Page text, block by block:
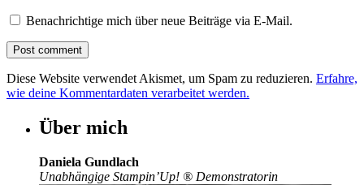
Benachrichtige mich über neue Beiträge via E-Mail.
Diese Website verwendet Akismet, um Spam zu reduzieren. Erfahre,
wie deine Kommentardaten verarbeitet werden.
Über mich
Daniela Gundlach
Unabhängige Stampin’Up! ® Demonstratorin